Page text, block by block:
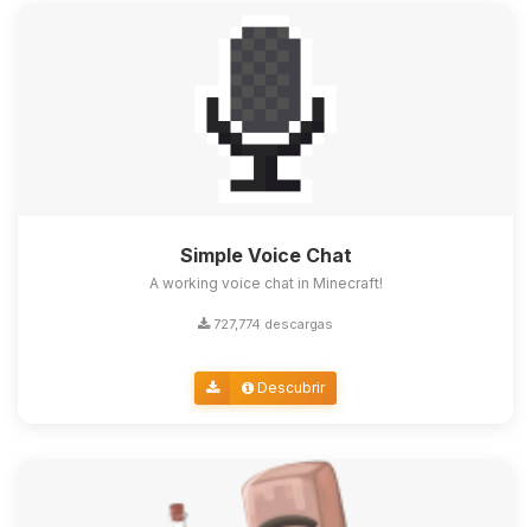
Simple Voice Chat
A working voice chat in Minecraft!
727,774 descargas
Descubrir